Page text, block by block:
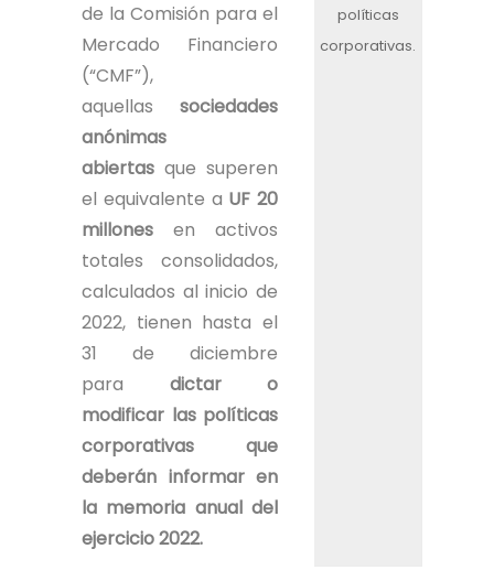
de la Comisión para el
Mercado Financiero
(“CMF”),
aquellassociedades
anónimas
abiertasque superen
el equivalente a UF 20
millonesen activos
totales consolidados,
calculados al inicio de
2022, tienen hasta el
31 de diciembre
para dictar o
modificar las políticas
corporativas que
deberán informar en
la memoria anual del
ejercicio 2022.
políticas
corporativas.